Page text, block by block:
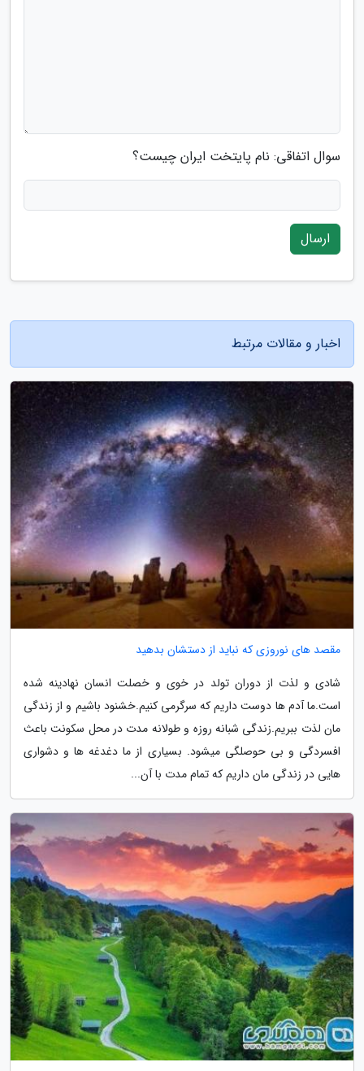
سوال اتفاقی: نام پایتخت ایران چیست؟
ارسال
اخبار و مقالات مرتبط
مقصد های نوروزی که نباید از دستشان بدهید
شادی و لذت از دوران تولد در خوی و خصلت انسان نهادینه شده
است.ما آدم ها دوست داریم که سرگرمی کنیم.خشنود باشیم و از زندگی
مان لذت ببریم.زندگی شبانه روزه و طولانه مدت در محل سکونت باعث
افسردگی و بی حوصلگی میشود. بسیاری از ما دغدغه ها و دشواری
هایی در زندگی مان داریم که تمام مدت با آن...